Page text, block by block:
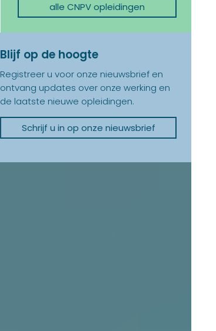
alle CNPV opleidingen
Blijf op de hoogte
Registreer u voor onze nieuwsbrief en
ontvang updates over onze werking en
de laatste nieuwe opleidingen.
Schrijf u in op onze nieuwsbrief